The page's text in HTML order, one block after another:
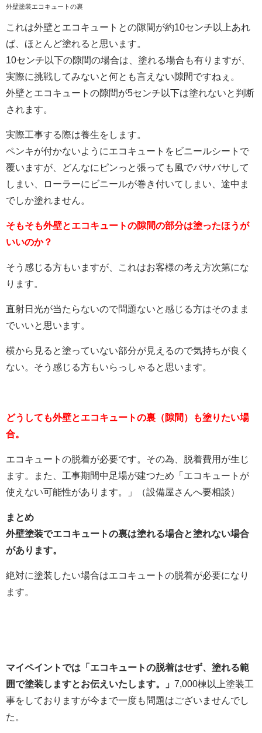
外壁塗装エコキュートの裏
これは外壁とエコキュートとの隙間が約10センチ以上あれ
ば、ほとんど塗れると思います。
10センチ以下の隙間の場合は、塗れる場合も有りますが、
実際に挑戦してみないと何とも言えない隙間ですねぇ。
外壁とエコキュートの隙間が5センチ以下は塗れないと判断
されます。
実際工事する際は養生をします。
ペンキが付かないようにエコキュートをビニールシートで
覆いますが、どんなにピンっと張っても風でバサバサして
しまい、ローラーにビニールが巻き付いてしまい、途中ま
でしか塗れません。
そもそも外壁とエコキュートの隙間の部分は塗ったほうが
いいのか？
そう感じる方もいますが、これはお客様の考え方次第にな
ります。
直射日光が当たらないので問題ないと感じる方はそのまま
でいいと思います。
横から見ると塗っていない部分が見えるので気持ちが良く
ない。そう感じる方もいらっしゃると思います。
どうしても外壁とエコキュートの裏（隙間）も塗りたい場
合。
エコキュートの脱着が必要です。その為、脱着費用が生じ
ます。また、工事期間中足場が建つため「エコキュートが
使えない可能性があります。」（設備屋さんへ要相談）
まとめ
外壁塗装でエコキュートの裏は塗れる場合と塗れない場合
があります。
絶対に塗装したい場合はエコキュートの脱着が必要になり
ます。
マイペイントでは「エコキュートの脱着はせず、塗れる範
囲で塗装しますとお伝えいたします。」 7,000棟以上塗装工
事をしておりますが今まで一度も問題はございませんでし
た。